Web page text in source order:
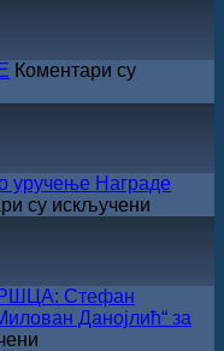
Коментари су
уручење Награде
су искључени
свечано
Стефан
Данојлић“ за